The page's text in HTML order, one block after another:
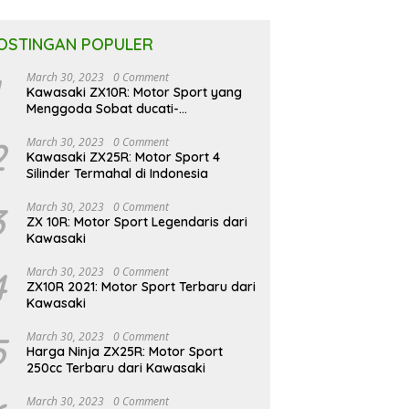
POPULER
March 30, 2023 0 Comment
Kawasaki ZX10R: Motor Sport yang
Menggoda Sobat ducati-
March 30, 2023 0 Comment
Kawasaki ZX25R: Motor Sport 4
Silinder Termahal di Indonesia
March 30, 2023 0 Comment
ZX 10R: Motor Sport Legendaris dari
Kawasaki
March 30, 2023 0 Comment
ZX10R 2021: Motor Sport Terbaru dari
Kawasaki
March 30, 2023 0 Comment
Harga Ninja ZX25R: Motor Sport
250cc Terbaru dari Kawasaki
March 30, 2023 0 Comment